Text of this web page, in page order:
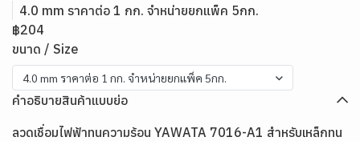
4.0 mm ราคาต่อ 1 กก. จำหน่ายยกแพ็ค 5กก.
฿204
ขนาด / Size
4.0 mm ราคาต่อ 1 กก. จำหน่ายยกแพ็ค 5กก.
คำอธิบายสินค้าแบบย่อ
ลวดเชื่อมไฟฟ้าทนความร้อน YAWATA 7016-A1 สำหรับเหล็กทน